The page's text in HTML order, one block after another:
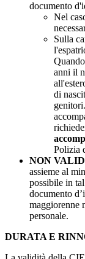
documento
Nel
Sulla
anni il
di
Polizia
NON
assieme al
possibile in
documento
maggiorenne
personale.
DURATA E